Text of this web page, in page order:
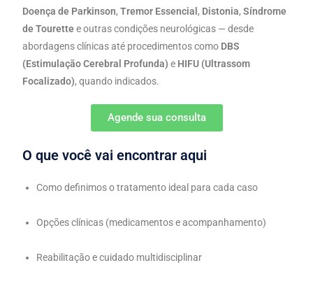
Doença de Parkinson,Tremor Essencial , Distonia,Síndrome
de Tourette e outras condições neurológicas — desde
abordagens clínicas até procedimentos como DBS
(Estimulação Cerebral Profunda) e HIFU (Ultrassom
Focalizado), quando indicados.
Agende sua consulta
O que você vai encontrar aqui
Como definimos o tratamento ideal para cada caso
Opções clínicas (medicamentos e acompanhamento)
Reabilitação e cuidado multidisciplinar